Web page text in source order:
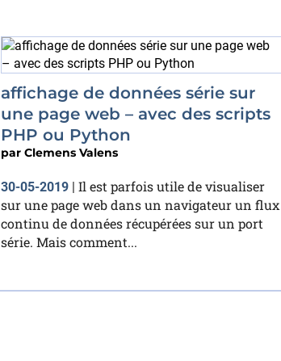
affichage de données série sur
une page web – avec des scripts
PHP ou Python
par Clemens Valens
30-05-2019 | Il est parfois utile de visualiser
sur une page web dans un navigateur un flux
continu de données récupérées sur un port
série. Mais comment...